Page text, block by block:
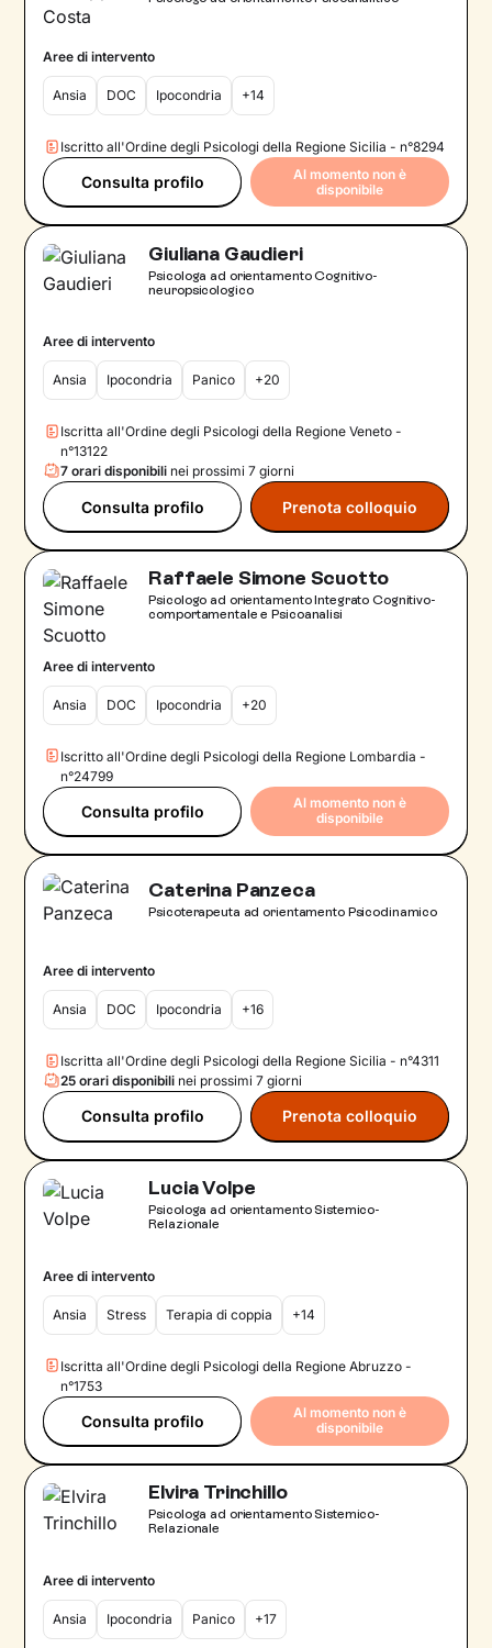
Aree di intervento
Ansia DOC Ipocondria +14
Iscritto all'Ordine degli Psicologi della Regione Sicilia - n°8294
Consulta profilo
Al momento non è
disponibile
Giuliana Gaudieri
Psicologa ad orientamento Cognitivo-
neuropsicologico
Aree di intervento
Ansia Ipocondria Panico +20
Iscritta all'Ordine degli Psicologi della Regione Veneto -
n°13122
7 orari disponibili nei prossimi 7 giorni
Consulta profilo Prenota colloquio
Raffaele Simone Scuotto
Psicologo ad orientamento Integrato Cognitivo-
comportamentale e Psicoanalisi
Aree di intervento
Ansia DOC Ipocondria +20
Iscritto all'Ordine degli Psicologi della Regione Lombardia -
n°24799
Consulta profilo
Al momento non è
disponibile
Caterina Panzeca
Psicoterapeuta ad orientamento Psicodinamico
Aree di intervento
Ansia DOC Ipocondria +16
Iscritta all'Ordine degli Psicologi della Regione Sicilia - n°4311
25 orari disponibili nei prossimi 7 giorni
Consulta profilo Prenota colloquio
Lucia Volpe
Psicologa ad orientamento Sistemico-
Relazionale
Aree di intervento
Ansia Stress Terapia di coppia +14
Iscritta all'Ordine degli Psicologi della Regione Abruzzo -
n°1753
Consulta profilo
Al momento non è
disponibile
Elvira Trinchillo
Psicologa ad orientamento Sistemico-
Relazionale
Aree di intervento
Ansia Ipocondria Panico +17